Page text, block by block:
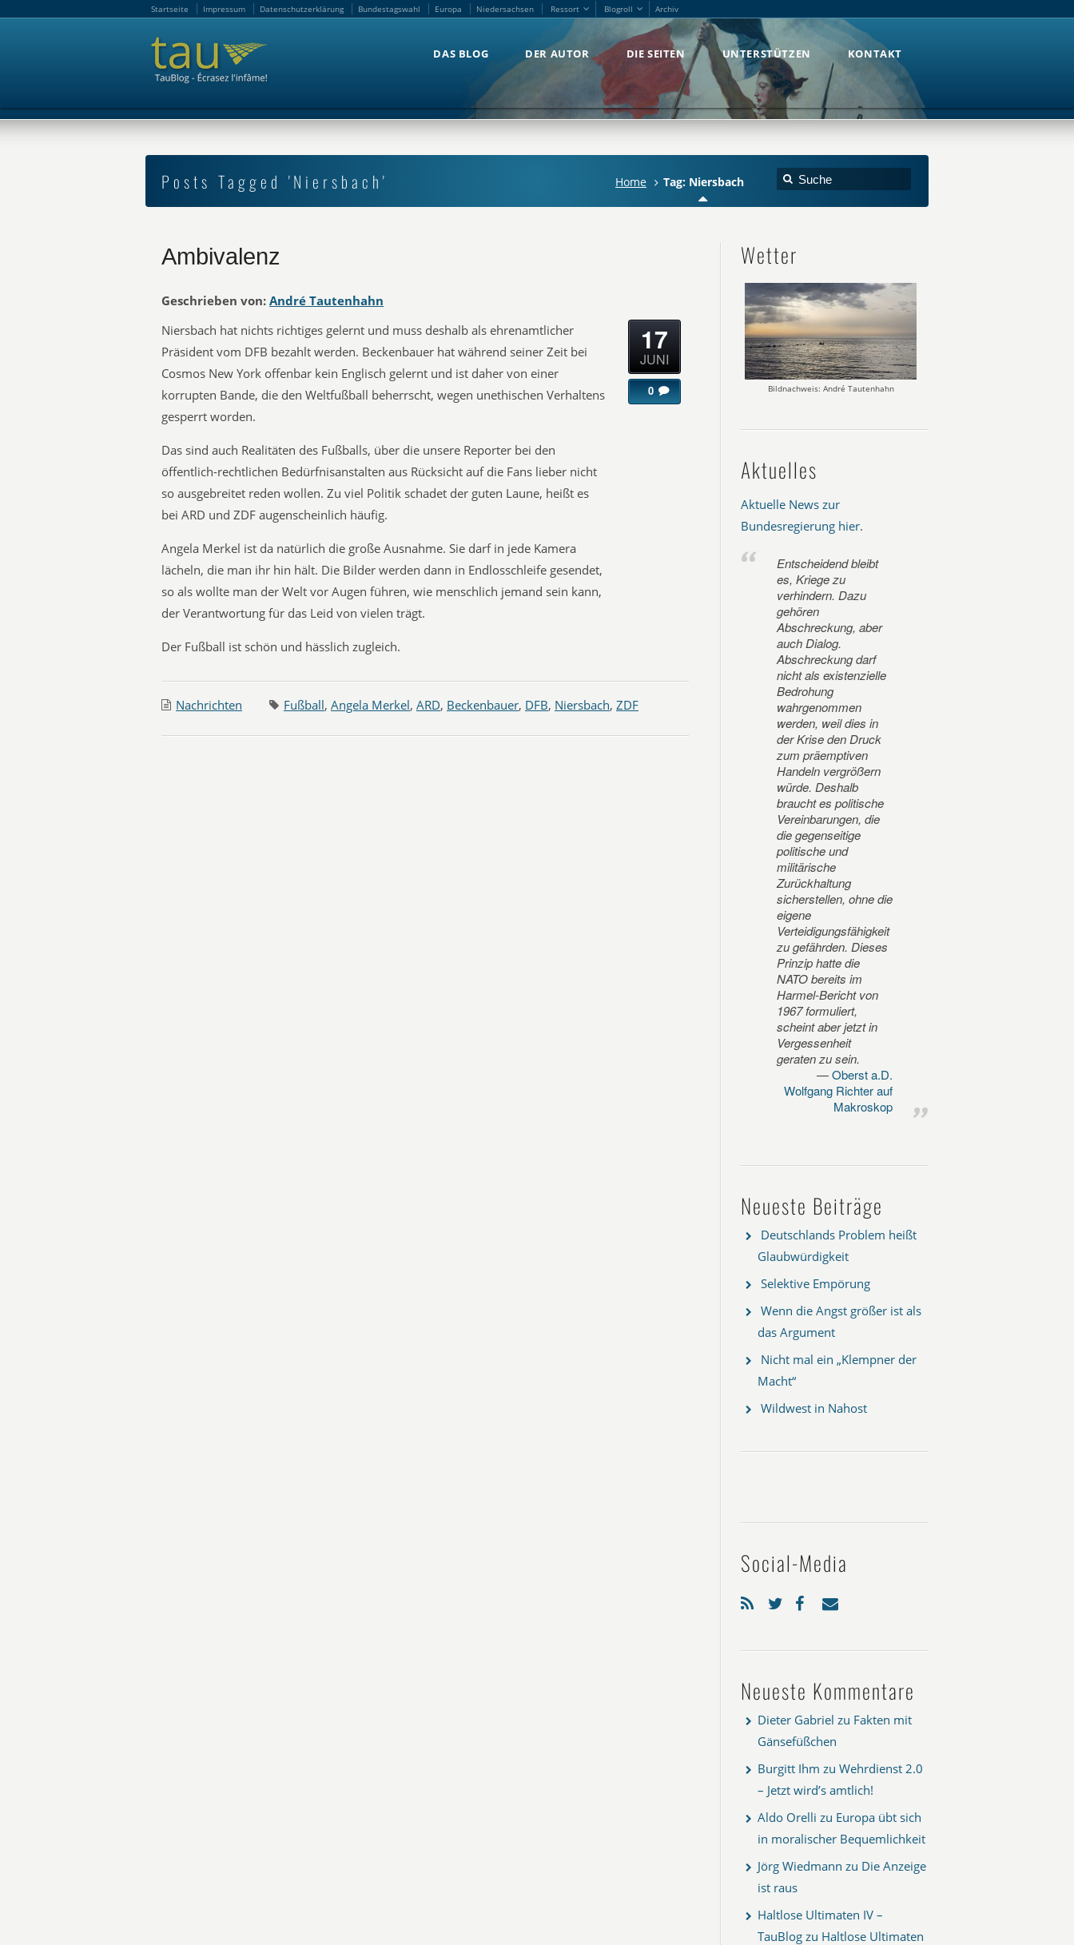
Startseite Impressum Datenschutzerklärung Bundestagswahl Europa Niedersachsen Ressort Blogroll Archiv
DAS BLOG DER AUTOR DIE SEITEN UNTERSTÜTZEN KONTAKT
Posts Tagged 'Niersbach' Home Tag: Niersbach
Ambivalenz
Geschrieben von: André Tautenhahn
Niersbach‬ hat nichts richtiges gelernt und muss deshalb als ehrenamtlicher
Präsident vom ‪DFB‬ bezahlt werden. ‪Beckenbauer‬ hat während seiner Zeit bei
Cosmos New York offenbar kein Englisch gelernt und ist daher von einer
korrupten Bande, die den Weltfußball beherrscht, wegen unethischen Verhaltens
gesperrt worden.
Das sind auch Realitäten des Fußballs, über die unsere Reporter bei den
öffentlich-rechtlichen Bedürfnisanstalten aus Rücksicht auf die Fans lieber nicht
so ausgebreitet reden wollen. Zu viel Politik schadet der guten Laune, heißt es
bei ‪‎ARD‬ und ‪ZDF‬ augenscheinlich häufig.
Angela Merkel ist da natürlich die große Ausnahme. Sie darf in jede Kamera
lächeln, die man ihr hin hält. Die Bilder werden dann in Endlosschleife gesendet,
so als wollte man der Welt vor Augen führen, wie menschlich jemand sein kann,
der Verantwortung für das Leid von vielen trägt.
Der Fußball ist schön und hässlich zugleich.
17
JUNI
0
Nachrichten Fußball, Angela Merkel, ARD, Beckenbauer, DFB, Niersbach, ZDF
Wetter
Bildnachweis: André Tautenhahn
Aktuelles
Aktuelle News zur
Bundesregierung hier.
Entscheidend bleibt
es, Kriege zu
verhindern. Dazu
gehören
Abschreckung, aber
auch Dialog.
Abschreckung darf
nicht als existenzielle
Bedrohung
wahrgenommen
werden, weil dies in
der Krise den Druck
zum präemptiven
Handeln vergrößern
würde. Deshalb
braucht es politische
Vereinbarungen, die
die gegenseitige
politische und
militärische
Zurückhaltung
sicherstellen, ohne die
eigene
Verteidigungsfähigkeit
zu gefährden. Dieses
Prinzip hatte die
NATO bereits im
Harmel-Bericht von
1967 formuliert,
scheint aber jetzt in
Vergessenheit
geraten zu sein.
Oberst a.D.
Wolfgang Richter auf
Makroskop
Neueste Beiträge
Deutschlands Problem heißt
Glaubwürdigkeit
Selektive Empörung
Wenn die Angst größer ist als
das Argument
Nicht mal ein „Klempner der
Macht“
Wildwest in Nahost
Social-Media
Neueste Kommentare
Dieter Gabriel zu Fakten mit
Gänsefüßchen
Burgitt Ihm zu Wehrdienst 2.0
– Jetzt wird’s amtlich!
Aldo Orelli zu Europa übt sich
in moralischer Bequemlichkeit
Jörg Wiedmann zu Die Anzeige
ist raus
Haltlose Ultimaten IV –
TauBlog zu Haltlose Ultimaten
Startseite Impressum Datenschutzerklärung Bundestagswahl Europa Niedersachsen Ressort Blogroll Archiv
DAS BLOG DER AUTOR DIE SEITEN UNTERSTÜTZEN KONTAKT